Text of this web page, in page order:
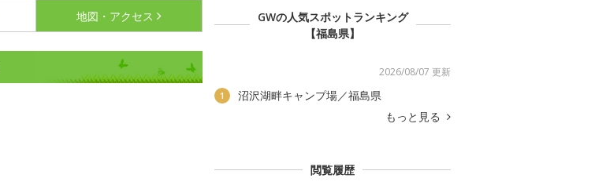
地図・アクセス
GWの人気スポットランキング
【福島県】
2026/08/07 更新
1
沼沢湖畔キャンプ場／福島県
もっと見る
閲覧履歴